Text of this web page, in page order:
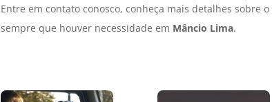
Entre em contato conosco, conheça mais detalhes
sempre que houver necessidade em Mâncio Lima.